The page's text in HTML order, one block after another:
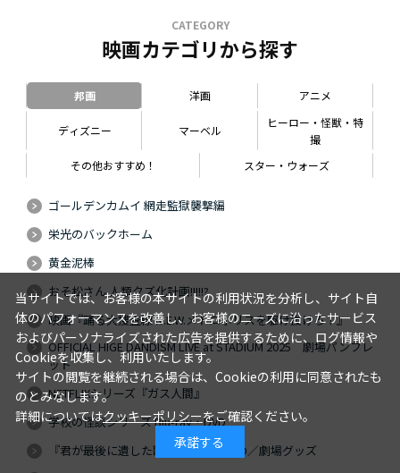
CATEGORY
映画カテゴリから探す
邦画 洋画 アニメ
ディズニー マーベル
ヒーロー・怪獣・特
撮
その他おすすめ！
スター・ウォーズ
ゴールデンカムイ 網走監獄襲撃編
栄光のバックホーム
黄金泥棒
おそ松さん 人類クズ化計画!!!!!?
映画『踊る大捜査線 N.E.W.メトロポリスを駆け抜けろ！』
OFFICIAL HIGE DANDISM LIVE at STADIUM 2025 劇場パンフレ
ット
NETFLIXシリーズ『ガス人間』
学校の怪談シリーズ Blu-ray・DVD
『君が最後に遺した歌』Blu-ray・DVD／劇場グッズ
当サイトでは、お客様の本サイトの利用状況を分析し、サイト自
体のパフォーマンスを改善し、お客様のニーズに沿ったサービス
およびパーソナライズされた広告を提供するために、ログ情報や
Cookieを収集し、利用いたします。
サイトの閲覧を継続される場合は、Cookieの利用に同意されたも
のとみなします。
詳細についてはクッキーポリシーをご確認ください。
承諾する